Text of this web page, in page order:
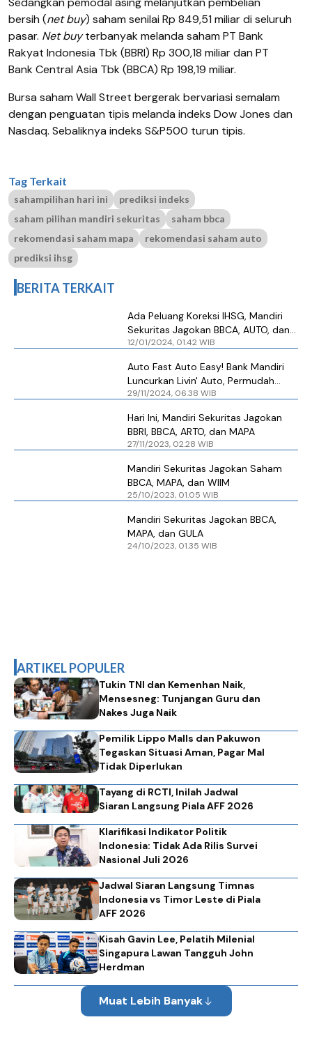
bersih (net buy) saham senilai Rp 849,51 miliar di seluruh
pasar. Net buyterbanyak melanda saham PT Bank
Rakyat Indonesia Tbk (BBRI) Rp 300,18 miliar dan PT
Bank Central Asia Tbk (BBCA) Rp 198,19 miliar.
Bursa saham Wall Street bergerak bervariasi semalam
dengan penguatan tipis melanda indeks Dow Jones dan
Nasdaq. Sebaliknya indeks S&P500 turun tipis.
Tag Terkait
sahampilihan hari ini
prediksi indeks
saham pilihan mandiri sekuritas
saham bbca
rekomendasi saham mapa
rekomendasi saham auto
prediksi ihsg
BERITA TERKAIT
Ada Peluang Koreksi IHSG, Mandiri
Sekuritas Jagokan BBCA, AUTO, dan
MAPA
12/01/2024, 01.42 WIB
Auto Fast Auto Easy! Bank Mandiri
Luncurkan Livin' Auto, Permudah
Pengajuan Kredit Kendaraan
29/11/2024, 06.38 WIB
Hari Ini, Mandiri Sekuritas Jagokan
BBRI, BBCA, ARTO, dan MAPA
27/11/2023, 02.28 WIB
Mandiri Sekuritas Jagokan Saham
BBCA, MAPA, dan WIIM
25/10/2023, 01.05 WIB
Mandiri Sekuritas Jagokan BBCA,
MAPA, dan GULA
24/10/2023, 01.35 WIB
ARTIKEL POPULER
Tukin TNI dan Kemenhan Naik,
Mensesneg: Tunjangan Guru dan
Nakes Juga Naik
Pemilik Lippo Malls dan Pakuwon
Tegaskan Situasi Aman, Pagar Mal
Tidak Diperlukan
Tayang di RCTI, Inilah Jadwal
Siaran Langsung Piala AFF 2026
Klarifikasi Indikator Politik
Indonesia: Tidak Ada Rilis Survei
Nasional Juli 2026
Jadwal Siaran Langsung Timnas
Indonesia vs Timor Leste di Piala
AFF 2026
Kisah Gavin Lee, Pelatih Milenial
Singapura Lawan Tangguh John
Herdman
Muat Lebih Banyak